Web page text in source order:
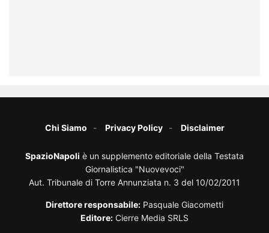
Chi Siamo Privacy Policy Disclaimer
SpazioNapoli è un supplemento editoriale della Testata
Giornalistica "Nuovevoci"
Aut. Tribunale di Torre Annunziata n. 3 del 10/02/2011
Direttore responsabile: Pasquale Giacometti
Editore: Cierre Media SRLS